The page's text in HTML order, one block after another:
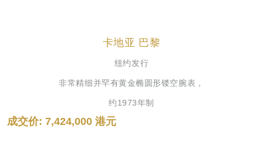
卡地亚 巴黎
纽约发行
非常精细并罕有黄金椭圆形镂空腕表，
约1973年制
成交价: 7,424,000 港元